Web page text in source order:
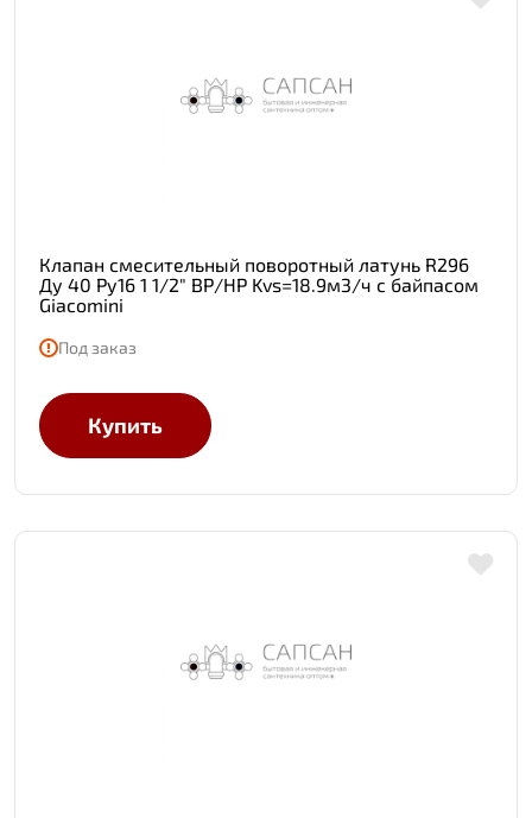
Клапан смесительный поворотный латунь R296
Ду 40 Ру16 1 1/2" ВР/НР Kvs=18.9м3/ч с байпасом
Giacomini
Под заказ
Купить